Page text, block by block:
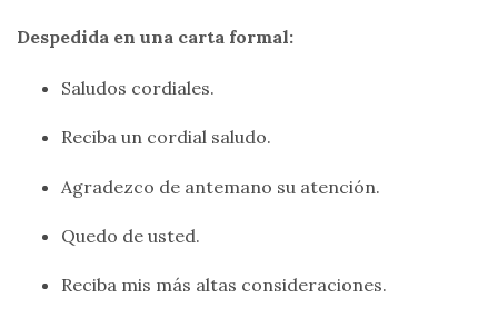
Despedida en una carta formal:
Saludos cordiales.
Reciba un cordial saludo.
Agradezco de antemano su atención.
Quedo de usted.
Reciba mis más altas consideraciones.